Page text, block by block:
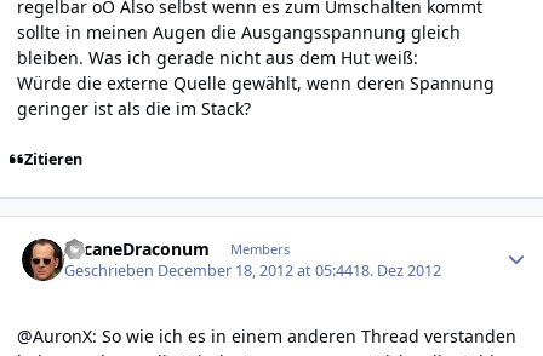
regelbar oO Also selbst wenn es zum Umschalten kommt
sollte in meinen Augen die Ausgangsspannung gleich
bleiben. Was ich gerade nicht aus dem Hut weiß:
Würde die externe Quelle gewählt, wenn deren Spannung
geringer ist als die im Stack?
Zitieren
ArcaneDraconum Members
Geschrieben December 18, 2012 at 05:4418. Dez 2012
@AuronX: So wie ich es in einem anderen Thread verstanden